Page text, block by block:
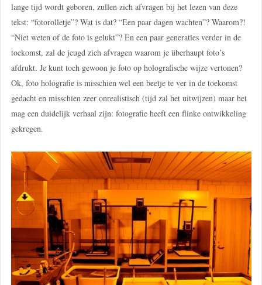
lange tijd wordt geboren, zullen zich afvragen bij het lezen van deze
tekst: “fotorolletje”? Wat is dat? “Een paar dagen wachten”? Waarom?!
“Niet weten of de foto is gelukt”? En een paar generaties verder in de
toekomst, zal de jeugd zich afvragen waarom je überhaupt foto’s
afdrukt. Je kunt toch gewoon je foto op holografische wijze vertonen?
Ok, foto holografie is misschien wel een beetje te ver in de toekomst
gedacht en misschien zeer onrealistisch (tijd zal het uitwijzen) maar het
mag een duidelijk verhaal zijn: fotografie heeft een flinke ontwikkeling
gekregen.